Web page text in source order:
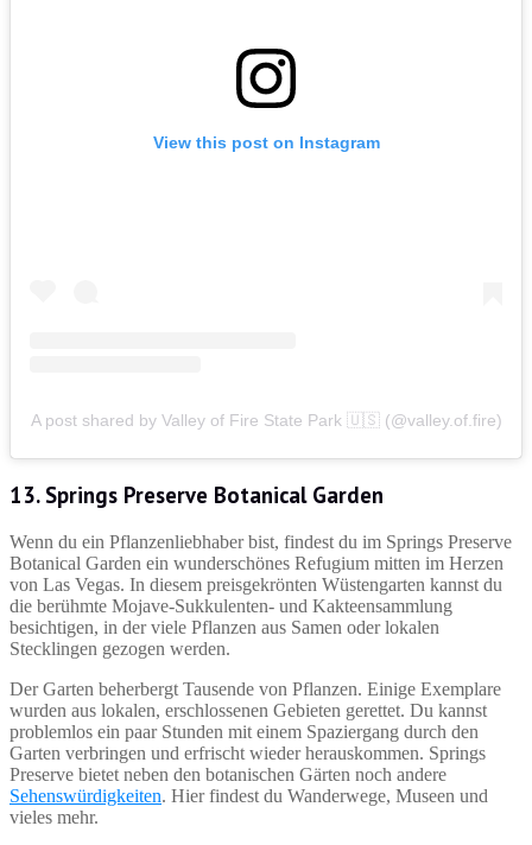
View this post on Instagram
A post shared by Valley of Fire State Park 🇺🇸 (@valley.of.fire)
13. Springs Preserve Botanical Garden
Wenn du ein Pflanzenliebhaber bist, findest du im Springs Preserve
Botanical Garden ein wunderschönes Refugium mitten im Herzen
von Las Vegas. In diesem preisgekrönten Wüstengarten kannst du
die berühmte Mojave-Sukkulenten- und Kakteensammlung
besichtigen, in der viele Pflanzen aus Samen oder lokalen
Stecklingen gezogen werden.
Der Garten beherbergt Tausende von Pflanzen. Einige Exemplare
wurden aus lokalen, erschlossenen Gebieten gerettet. Du kannst
problemlos ein paar Stunden mit einem Spaziergang durch den
Garten verbringen und erfrischt wieder herauskommen. Springs
Preserve bietet neben den botanischen Gärten noch andere
Sehenswürdigkeiten. Hier findest du Wanderwege, Museen und
vieles mehr.